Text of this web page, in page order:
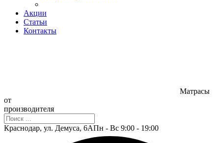
Акции
Статьи
Контакты
Матрасы
от
производителя
Поиск
Краснодар, ул. Демуса, 6АПн - Вс 9:00 - 19:00